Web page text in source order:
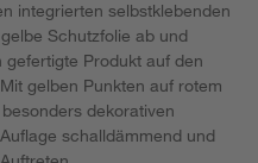
integrierten selbstklebenden
Schutzfolie ab und
Produkt auf den
gelben Punkten auf rotem
dekorativen
schalldämmend und